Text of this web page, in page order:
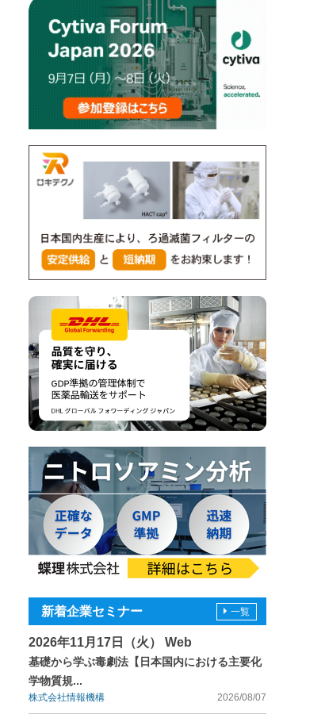
新着企業セミナー
2026年11月17日（火） Web
基礎から学ぶ毒劇法【日本国内における主要化
学物質規...
株式会社情報機構 2026/08/07
一覧